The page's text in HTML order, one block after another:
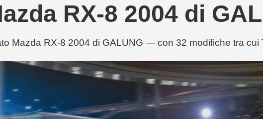
RX-8 2004 di
Mazda RX-8 2004 di GALUNG — con 32 modifiche tra cui